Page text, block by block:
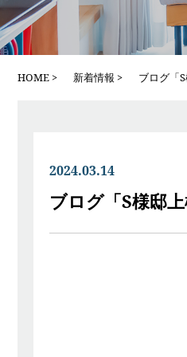
HOME 新着情報 ブログ「
2024.03.14
ブログ「S様邸